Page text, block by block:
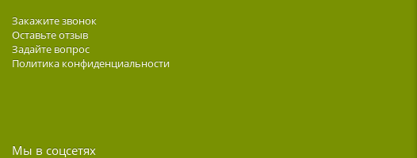
Закажите звонок
Оставьте отзыв
Задайте вопрос
Политика конфиденциальности
Мы в соцсетях